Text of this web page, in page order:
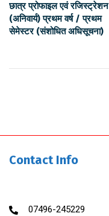
छात्र प्रोफाइल एवं रजिस्ट्रेशन
(अनिवार्य) प्रथम वर्ष / प्रथम
सेमेस्टर (संशोधित अधिसूचना)
Contact Info
07496-245229